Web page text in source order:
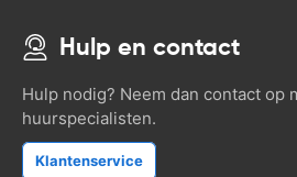
Hulp en contact
Hulp nodig? Neem dan contact op
huurspecialisten.
Klantenservice